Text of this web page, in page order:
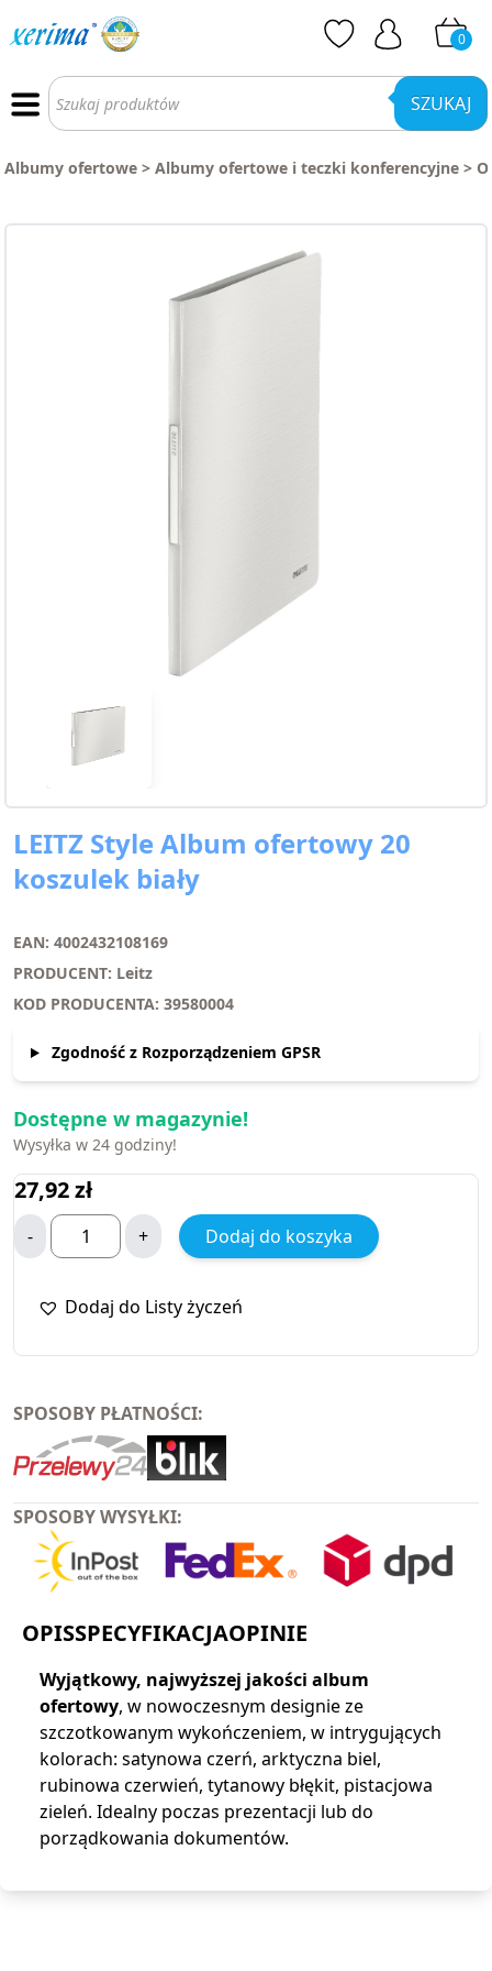
0
Wyszukiwarka
produktów SZUKAJ
Albumy ofertowe > Albumy ofertowe i teczki konferencyjne >
LEITZ Style Album ofertowy 20
koszulek biały
EAN: 4002432108169
PRODUCENT: Leitz
KOD PRODUCENTA: 39580004
Zgodność z Rozporządzeniem GPSR
Dostępne w magazynie!
Wysyłka w 24 godziny!
27,92zł
- + Dodaj do koszyka
Dodaj do Listy życzeń
SPOSOBY PŁATNOŚCI:
SPOSOBY WYSYŁKI:
OPISSPECYFIKACJAOPINIE
Wyjątkowy, najwyższej jakości album
ofertowy, w nowoczesnym designie ze
szczotkowanym wykończeniem, w intrygujących
kolorach: satynowa czerń, arktyczna biel,
rubinowa czerwień, tytanowy błękit, pistacjowa
zieleń. Idealny poczas prezentacji lub do
porządkowania dokumentów.